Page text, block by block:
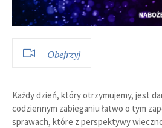
Obejrzyj
Każdy dzień, który otrzymujemy, jest
codziennym zabieganiu łatwo o tym
sprawach, które z perspektywy